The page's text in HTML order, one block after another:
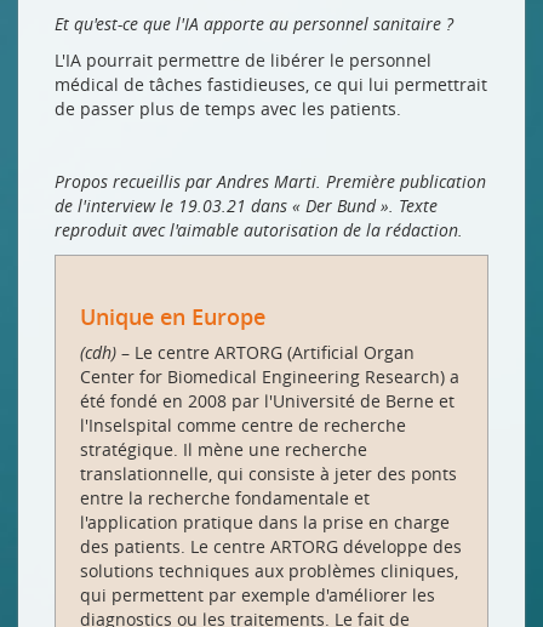
Et qu'est-ce que l'IA apporte au personnel sanitaire ?
L'IA pourrait permettre de libérer le personnel
médical de tâches fastidieuses, ce qui lui permettrait
de passer plus de temps avec les patients.
Propos recueillis par Andres Marti. Première publication
de l'interview le 19.03.21 dans « Der Bund ». Texte
reproduit avec l'aimable autorisation de la rédaction.
Unique en Europe
(cdh) – Le centre ARTORG (Artificial Organ
Center for Biomedical Engineering Research) a
été fondé en 2008 par l'Université de Berne et
l'Inselspital comme centre de recherche
stratégique. Il mène une recherche
translationnelle, qui consiste à jeter des ponts
entre la recherche fondamentale et
l'application pratique dans la prise en charge
des patients. Le centre ARTORG développe des
solutions techniques aux problèmes cliniques,
qui permettent par exemple d'améliorer les
diagnostics ou les traitements. Le fait de